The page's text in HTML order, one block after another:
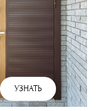
УЗНАТЬ